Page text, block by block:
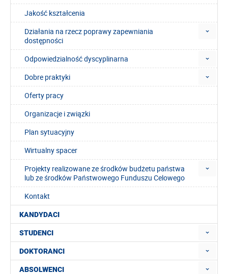
Jakość kształcenia
Działania na rzecz poprawy zapewniania
dostępności
Odpowiedzialność dyscyplinarna
Dobre praktyki
Oferty pracy
Organizacje i związki
Plan sytuacyjny
Wirtualny spacer
Projekty realizowane ze środków budżetu państwa
lub ze środków Państwowego Funduszu Celowego
Kontakt
KANDYDACI
STUDENCI
DOKTORANCI
ABSOLWENCI